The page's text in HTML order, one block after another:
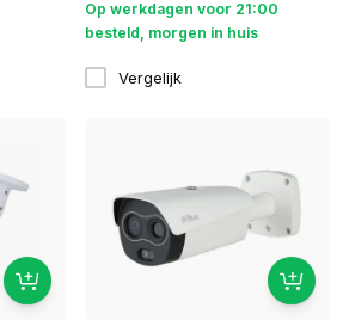
Op werkdagen voor 21:00
besteld, morgen in huis
Vergelijk